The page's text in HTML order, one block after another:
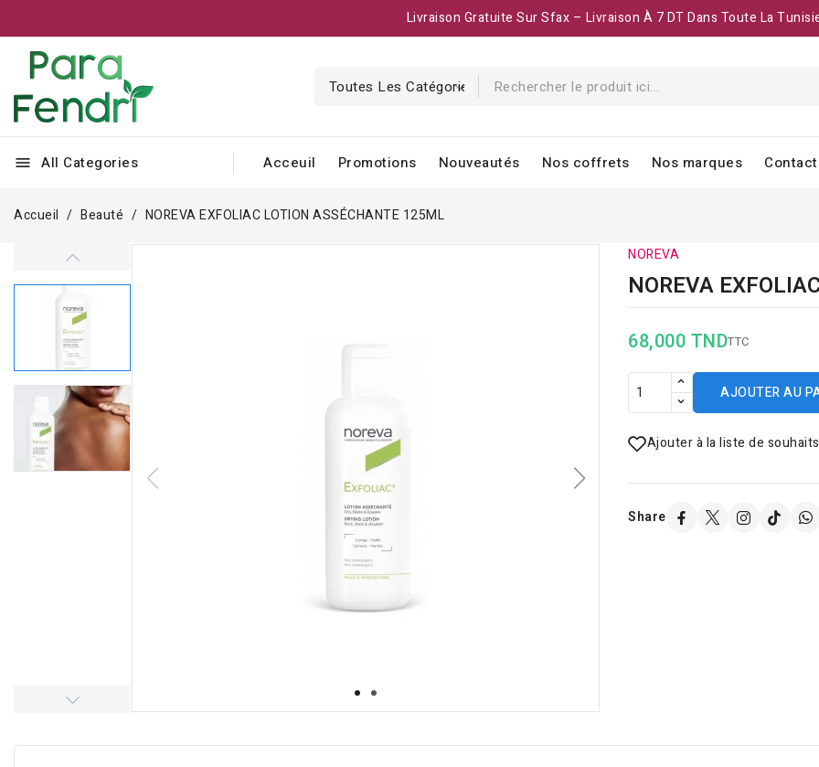
Livraison Gratuite Sur Sfax – Livraison À 7 DT Dans Toute La
menu All Categories Acceuil Promotions Nouveautés Nos coffrets Nos marques
Accueil Beauté NOREVA EXFOLIAC LOTION ASSÉCHANTE 125ML
NOREVA
NOREVA
68,000 TNDTTC
AJOUTER AU
Ajouter à la liste de souhaits
Share